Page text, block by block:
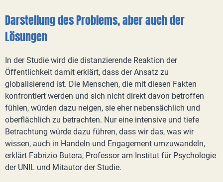
Darstellung des Problems, aber auch der
Lösungen
In der Studie wird die distanzierende Reaktion der
Öffentlichkeit damit erklärt, dass der Ansatz zu
globalisierend ist. Die Menschen, die mit diesen Fakten
konfrontiert werden und sich nicht direkt davon betroffen
fühlen, würden dazu neigen, sie eher nebensächlich und
oberflächlich zu betrachten. Nur eine intensive und tiefe
Betrachtung würde dazu führen, dass wir das, was wir
wissen, auch in Handeln und Engagement umzuwandeln,
erklärt Fabrizio Butera, Professor am Institut für Psychologie
der UNIL und Mitautor der Studie.